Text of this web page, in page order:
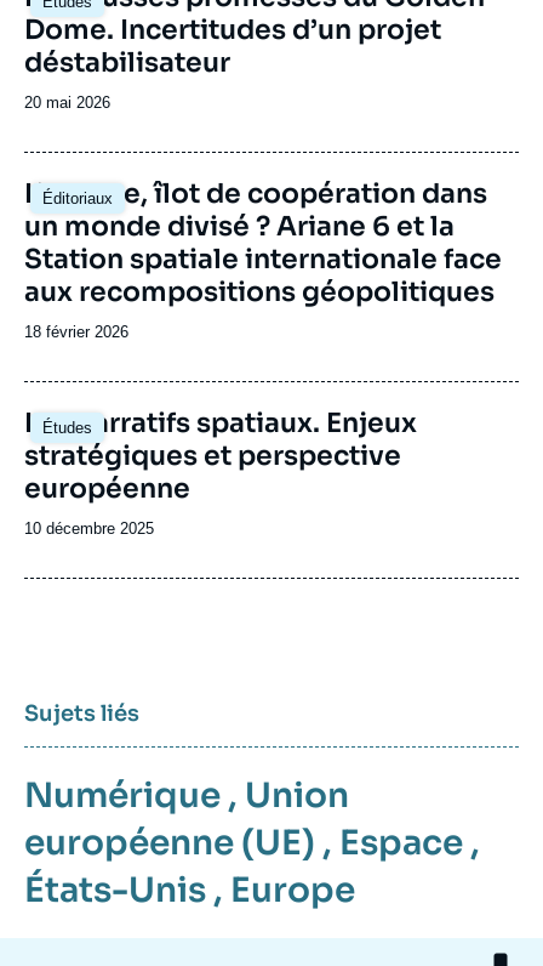
principale
Dome. Incertitudes d’un projet
déstabilisateur
Date
publication
20 mai 2026
Éditoriaux
Image
principale
L’espace, îlot de coopération dans
un monde divisé ? Ariane 6 et la
Station spatiale internationale face
aux recompositions géopolitiques
Date
publication
18 février 2026
Études
Image
principale
Les narratifs spatiaux. Enjeux
stratégiques et perspective
européenne
Date
publication
10 décembre 2025
Sujets liés
Numérique , Union
européenne (UE) , Espace ,
États-Unis , Europe